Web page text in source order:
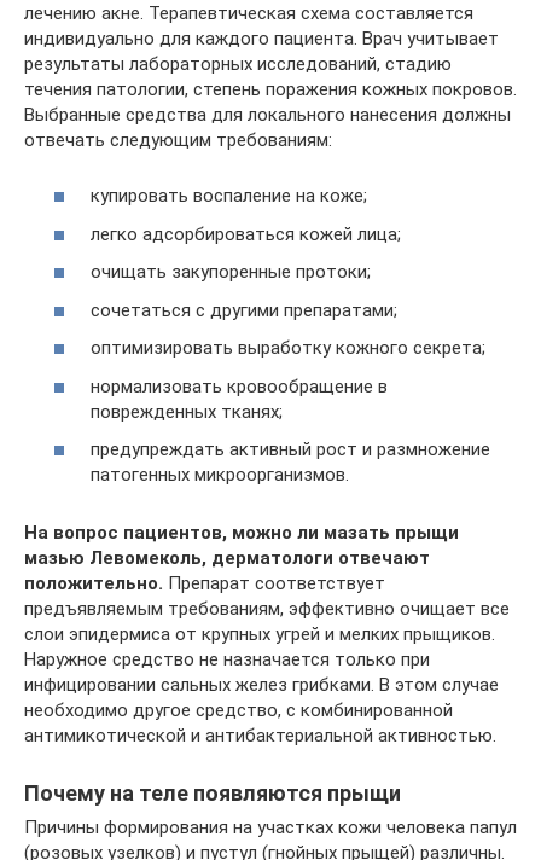
лечению акне. Терапевтическая схема составляется
индивидуально для каждого пациента. Врач учитывает
результаты лабораторных исследований, стадию
течения патологии, степень поражения кожных покровов.
Выбранные средства для локального нанесения должны
отвечать следующим требованиям:
купировать воспаление на коже;
легко адсорбироваться кожей лица;
очищать закупоренные протоки;
сочетаться с другими препаратами;
оптимизировать выработку кожного секрета;
нормализовать кровообращение в
поврежденных тканях;
предупреждать активный рост и размножение
патогенных микроорганизмов.
На вопрос пациентов, можно ли мазать прыщи
мазью Левомеколь, дерматологи отвечают
положительно. Препарат соответствует
предъявляемым требованиям, эффективно очищает все
слои эпидермиса от крупных угрей и мелких прыщиков.
Наружное средство не назначается только при
инфицировании сальных желез грибками. В этом случае
необходимо другое средство, с комбинированной
антимикотической и антибактериальной активностью.
Почему на теле появляются прыщи
Причины формирования на участках кожи человека папул
(розовых узелков) и пустул (гнойных прыщей) различны.